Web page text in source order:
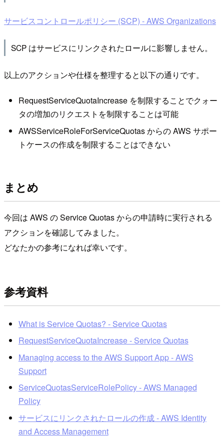
サービスコントロールポリシー (SCP) - AWS Organizations
SCP はサービスにリンクされたロールに影響しません。
以上のアクションや仕様を整理すると以下の通りです。
RequestServiceQuotaIncrease を制限することでクォー
タの増加のリクエストを制限することは可能
AWSServiceRoleForServiceQuotas からの AWS サポー
トケースの作成を制限することはできない
まとめ
今回は AWS の Service Quotas からの申請時に実行される
アクションを確認してみました。
どなたかの参考になれば幸いです。
参考資料
What is Service Quotas? - Service Quotas
RequestServiceQuotaIncrease - Service Quotas
Managing access to the AWS Support App - AWS
Support
ServiceQuotasServiceRolePolicy - AWS Managed
Policy
サービスにリンクされたロールの作成 - AWS Identity
and Access Management